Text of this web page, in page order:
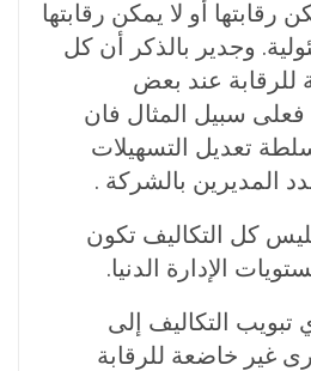
رقابتها أو لا يمكن رقابتها
وجدير بالذكر أن كل
للرقابة عند بعض
فعلى سبيل المثال فان
سلطة تعديل التسهيلات
المديرين بالشركة .
كل التكاليف تكون
الإدارة الدنيا.
التكاليف إلى
غير خاضعة للرقابة